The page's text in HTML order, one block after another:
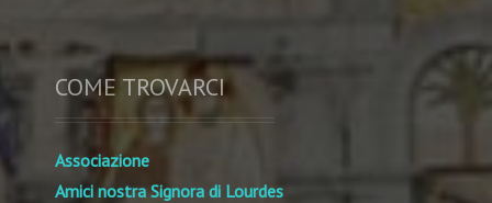
COME TROVARCI
Associazione
Amici nostra Signora di Lourdes